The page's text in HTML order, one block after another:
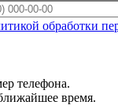
обработки
телефона.
время.